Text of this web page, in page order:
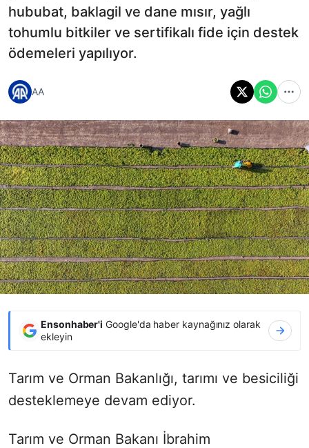
hububat, baklagil ve dane mısır, yağlı
tohumlu bitkiler ve sertifikalı fide için destek
ödemeleri yapılıyor.
AA
Ensonhaber'i Google'da haber kaynağınız olarak
ekleyin
Tarım ve Orman Bakanlığı, tarımı ve besiciliği
desteklemeye devam ediyor.
Tarım ve Orman Bakanı İbrahim